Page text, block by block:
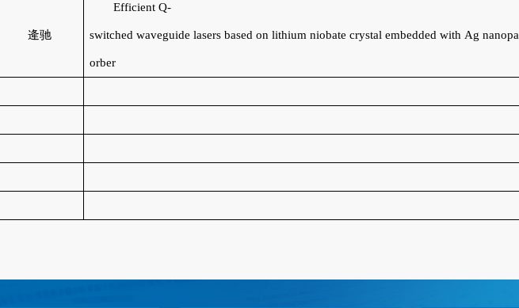
逄驰
Efficient Q-
switched waveguide lasers based on lithium niobate crystal embedded with Ag
orber